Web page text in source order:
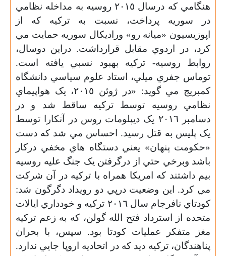
هنگامي که درسال ٢٠١٥ روسيه به مداخله نظامي
در سوريه پرداخت، نسبت به ترکيه که از
اپوزيسيون «ميانه رو» وراديکال سوريه حمايت مي
کرد، در اردوي مقابل قرارداشت. دراين دوسال،
روابط روسيه- ترکيه بهبود نسبي يافته است.
توماس جفري ميلي، استاد علوم سياسي دانشگاه
کمبريج مي گويد: «در ژوئن ٢٠١٥، يک هواپيماي
نظامي روسيه توسط ترکيه ساقط شد و در
دسامبر ٢٠١٦ يک ديپلومات روس در آنکارا توسط
يک پليس به قتل رسيد. احساس مي شد که دست
«حکومت پنهان» يعني دستگاه هاي مخفي درکار
باشد وبرخي حتي از درگرفتن يک جنگ عليه روسيه
بيم داشتند که امريکا همراه با ترکيه در آن شرکت
مي کرد. اين وضعيت درپي دو رويداد دگرگون شد:
کودتاي نافرجام سال ٢٠١٦ ترکيه و خودداري ايالات
متحده از استرداد فتح الله گولن، که به زعم ترکيه
مغز متفکر عمليات کودتا بود. سپس، با بحران
پناهندگان، ترکيه ديد که در اتحاديه اروپا جايي ندارد.